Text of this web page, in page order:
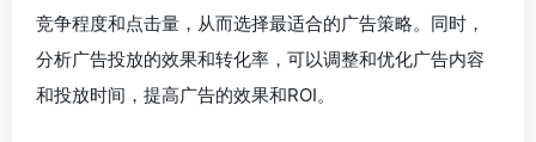
竞争程度和点击量，从而选择最适合的广告策略。同时，
分析广告投放的效果和转化率，可以调整和优化广告内容
和投放时间，提高广告的效果和ROI。